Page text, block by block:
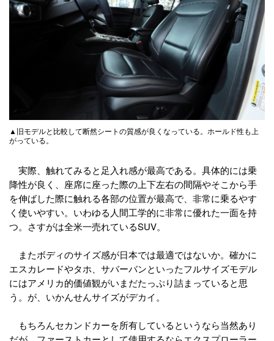
▲旧モデルと比較して断然シートの質感が良くなっている。ホールド性も上
がっている。
実際、触れてみると足入れ感が最高である。具体的には乗
降性が良く、座席に座った際の上下左右の間隔やそこから手
を伸ばした際に触れる各部の位置が最高で、非常に乗るやす
く使いやすい。いわゆる人間工学的に非常に優れた一面を持
つ。さすがは全米一売れているSUV。
またボディのサイズ感が日本では最適ではないか。確かに
エスカレードやタホ、サバーバンといったフルサイズモデル
にはアメリカ的価値観がいまだたっぷり詰まっていると思
う。が、いかんせんサイズがデカイ。
もちろんセカンドカーを所有しているというなら当然あり